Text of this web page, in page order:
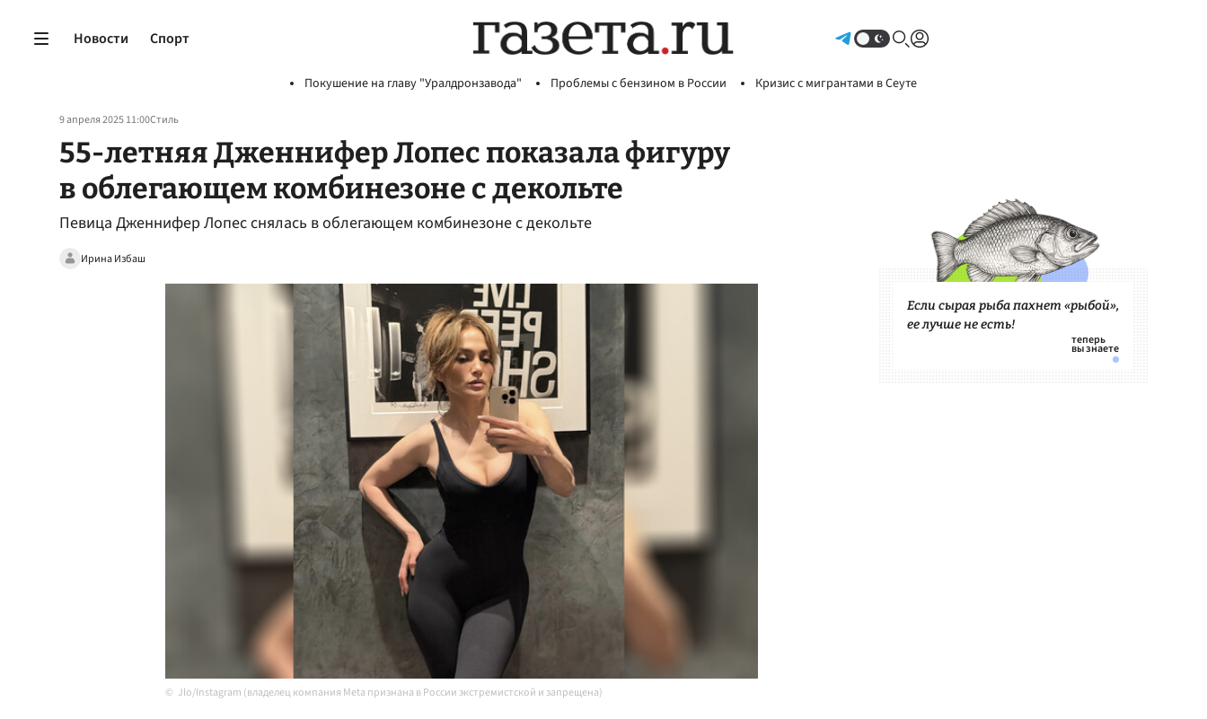
Новости Спорт
Покушение на главу "Уралдронзавода" Проблемы с бензином в России Кризис с мигрантами в Сеуте
9 апреля 2025 11:00Стиль
55-летняя Дженнифер Лопес показала фигуру
в облегающем комбинезоне с декольте
Певица Дженнифер Лопес снялась в облегающем комбинезоне с декольте
Ирина Избаш
Jlo/Instagram (владелец компания Meta признана в России экстремистской и запрещена)
Если сырая рыба пахнет «рыбой»,
ее лучше не есть!